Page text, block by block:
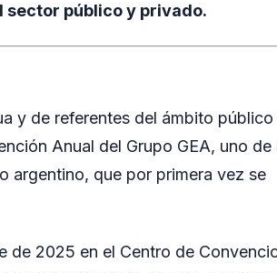
sector público y privado.
y de referentes del ámbito
Anual del Grupo GEA, uno de
argentino, que por primera vez se
de 2025 en el Centro de